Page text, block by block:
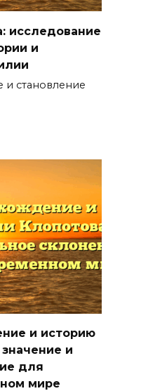
исследование
и
становление
и историю
и
для
мире